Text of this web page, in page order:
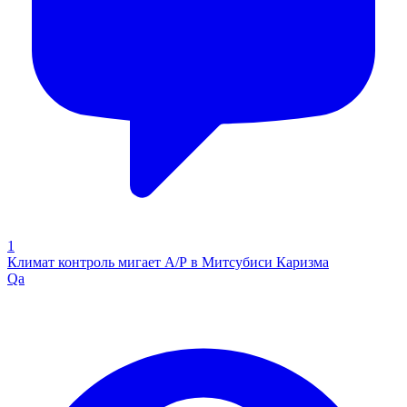
1
Климат контроль мигает А/Р в Митсубиси Каризма
Qa